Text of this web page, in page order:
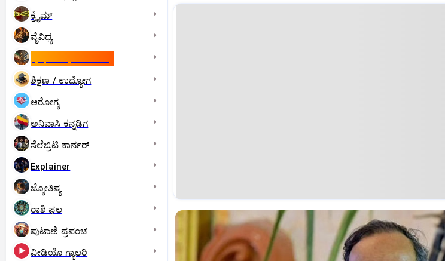
ಕ್ರೈಮ್
ವೈವಿಧ್ಯ
ಶಿಕ್ಷಣ / ಉದ್ಯೋಗ
ಆರೋಗ್ಯ
ಅನಿವಾಸಿ ಕನ್ನಡಿಗ
ಸೆಲೆಬ್ರಿಟಿ ಕಾರ್ನರ್‌
Explainer
ಜ್ಯೋತಿಷ್ಯ
ರಾಶಿ ಫಲ
ಪುಟಾಣಿ ಪ್ರಪಂಚ
ವೀಡಿಯೊ ಗ್ಯಾಲರಿ